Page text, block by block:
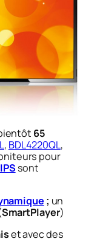
65
, BDL4220QL,
pour
sont
; un
SmartPlayer)
et avec des